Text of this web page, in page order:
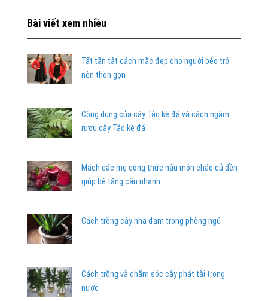
Bài viết xem nhiều
Tất tần tật cách mặc đẹp cho người béo trở
nên thon gọn
Công dụng của cây Tắc kè đá và cách ngâm
rượu cây Tắc kè đá
Mách các mẹ công thức nấu món cháo củ dền
giúp bé tăng cân nhanh
Cách trồng cây nha đam trong phòng ngủ
Cách trồng và chăm sóc cây phát tài trong
nước